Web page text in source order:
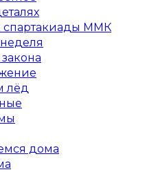
ММК
лёд
дома